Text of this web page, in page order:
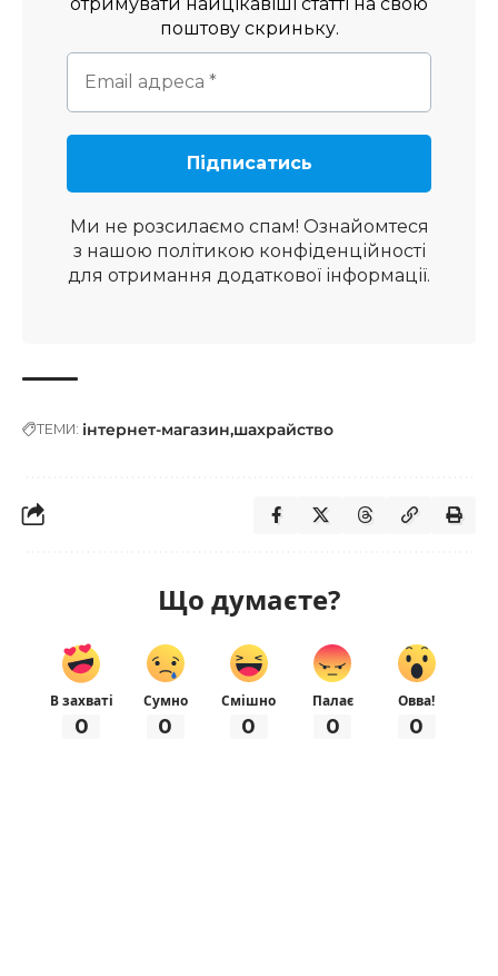
поштову скриньку.
Ми не розсилаємо спам! Ознайомтеся
з нашою політикою конфіденційності
для отримання додаткової інформації.
ТЕМИ: інтернет-магазин шахрайство
Що думаєте?
В захваті
0
Сумно
0
Смішно
0
Палає
0
Овва!
0